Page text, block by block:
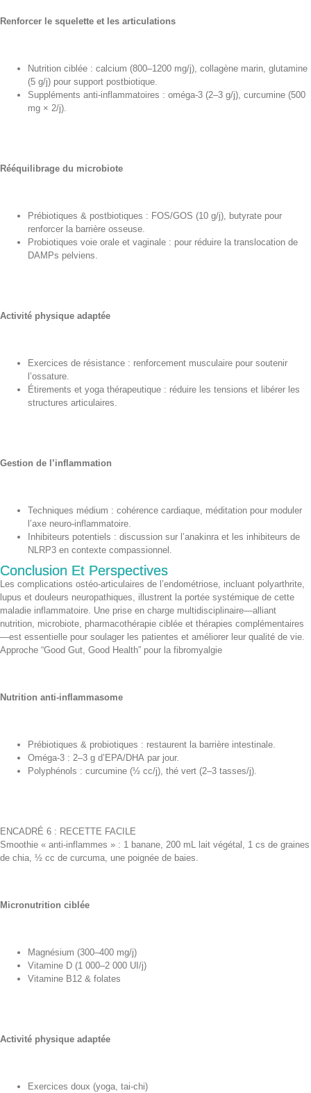
Renforcer le squelette et les articulations
Nutrition ciblée : calcium (800–1200 mg/j), collagène marin, glutamine
(5 g/j) pour support postbiotique.
Suppléments anti-inflammatoires : oméga-3 (2–3 g/j), curcumine (500
mg × 2/j).
Rééquilibrage du microbiote
Prébiotiques & postbiotiques : FOS/GOS (10 g/j), butyrate pour
renforcer la barrière osseuse.
Probiotiques voie orale et vaginale : pour réduire la translocation de
DAMPs pelviens.
Activité physique adaptée
Exercices de résistance : renforcement musculaire pour soutenir
l’ossature.
Étirements et yoga thérapeutique : réduire les tensions et libérer les
structures articulaires.
Gestion de l’inflammation
Techniques médium : cohérence cardiaque, méditation pour moduler
l’axe neuro-inflammatoire.
Inhibiteurs potentiels : discussion sur l’anakinra et les inhibiteurs de
NLRP3 en contexte compassionnel.
Conclusion Et Perspectives
Les complications ostéo-articulaires de l’endométriose, incluant polyarthrite,
lupus et douleurs neuropathiques, illustrent la portée systémique de cette
maladie inflammatoire. Une prise en charge multidisciplinaire—alliant
nutrition, microbiote, pharmacothérapie ciblée et thérapies complémentaires
—est essentielle pour soulager les patientes et améliorer leur qualité de vie.
Approche “Good Gut, Good Health” pour la fibromyalgie
Nutrition anti-inflammasome
Prébiotiques & probiotiques : restaurent la barrière intestinale.
Oméga-3 : 2–3 g d’EPA/DHA par jour.
Polyphénols : curcumine (½ cc/j), thé vert (2–3 tasses/j).
ENCADRÉ 6 : RECETTE FACILE
Smoothie « anti-inflammes » : 1 banane, 200 mL lait végétal, 1 cs de graines
de chia, ½ cc de curcuma, une poignée de baies.
Micronutrition ciblée
Magnésium (300–400 mg/j)
Vitamine D (1 000–2 000 UI/j)
Vitamine B12 & folates
Activité physique adaptée
Exercices doux (yoga, tai-chi)